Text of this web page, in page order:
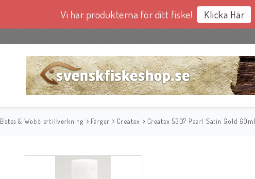
Vi har produkterna för ditt fiske! Klicka Här
Betes & Wobblertillverkning Färger Createx Createx 5307 Pearl Satin Gold 60ml